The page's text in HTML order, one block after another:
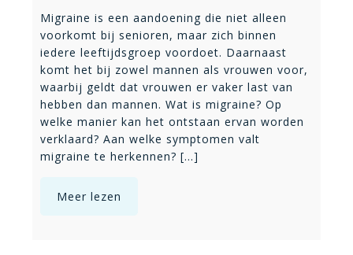
Migraine is een aandoening die niet alleen
voorkomt bij senioren, maar zich binnen
iedere leeftijdsgroep voordoet. Daarnaast
komt het bij zowel mannen als vrouwen voor,
waarbij geldt dat vrouwen er vaker last van
hebben dan mannen. Wat is migraine? Op
welke manier kan het ontstaan ervan worden
verklaard? Aan welke symptomen valt
migraine te herkennen? [...]
Meer lezen